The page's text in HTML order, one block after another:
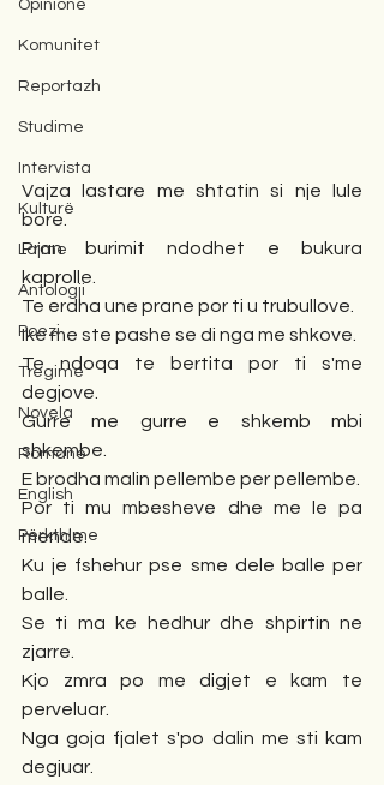
Opinione
Komunitet
Reportazh
Studime
Intervista
Kulturë
Lajme
Antologji
Poezi
Tregime
Novela
Romane
English
Përkthime
Vajza lastare me shtatin si nje lule
bore.
Pran burimit ndodhet e bukura
kaprolle.
Te erdha une prane por ti u trubullove.
Ike me ste pashe se di nga me shkove.
Te ndoqa te bertita por ti s'me
degjove.
Gurre me gurre e shkemb mbi
shkembe.
E brodha malin pellembe per pellembe.
Por ti mu mbesheve dhe me le pa
mende.
Ku je fshehur pse sme dele balle per
balle.
Se ti ma ke hedhur dhe shpirtin ne
zjarre.
Kjo zmra po me digjet e kam te
perveluar.
Nga goja fjalet s'po dalin me sti kam
degjuar.